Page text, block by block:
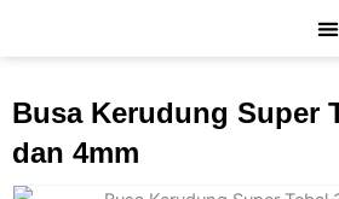
Busa Kerudung Super
dan 4mm